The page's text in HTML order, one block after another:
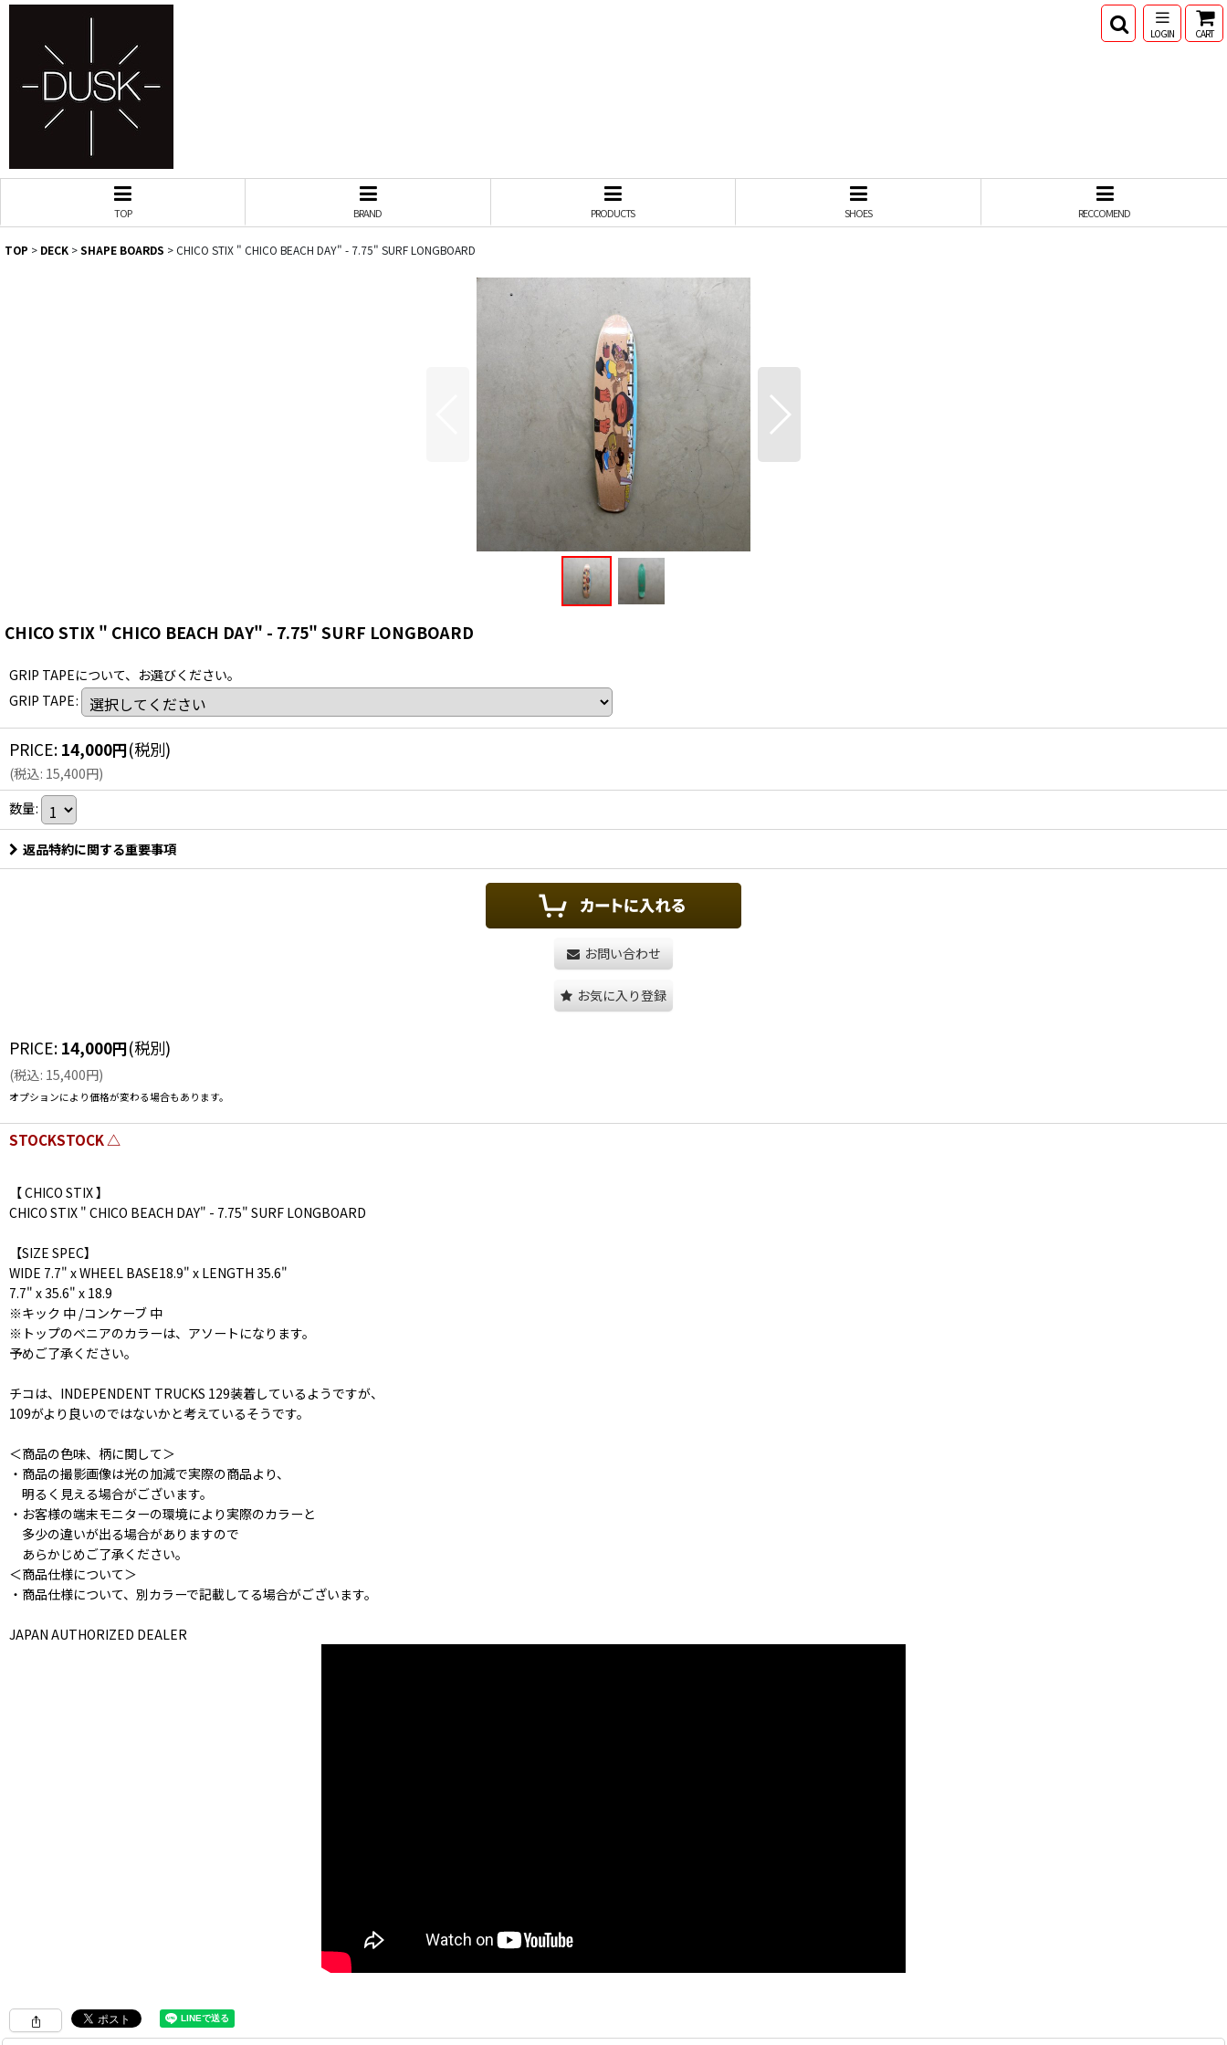
LOGIN CART
TOP BRAND PRODUCTS SHOES RECCOMEND
TOP > DECK >SHAPE BOARDS >CHICO STIX " CHICO BEACH DAY" - 7.75" SURF LONGBOARD
CHICO STIX " CHICO BEACH DAY" - 7.75" SURF LONGBOARD
GRIP TAPEについて、お選びください。
GRIP TAPE:
PRICE: 14,000円(税別)
(税込: 15,400円)
数量:
返品特約に関する重要事項
お問い合わせ
お気に入り登録
PRICE: 14,000円(税別)
(税込: 15,400円)
オプションにより価格が変わる場合もあります。
STOCKSTOCK △
【 CHICO STIX 】
CHICO STIX " CHICO BEACH DAY" - 7.75" SURF LONGBOARD
【SIZE SPEC】
WIDE 7.7" x WHEEL BASE18.9" x LENGTH 35.6"
7.7" x 35.6" x 18.9
※キック 中 /コンケーブ 中
※トップのベニアのカラーは、アソートになります。
予めご了承ください。
チコは、INDEPENDENT TRUCKS 129装着しているようですが、
109がより良いのではないかと考えているそうです。
＜商品の色味、柄に関して＞
・商品の撮影画像は光の加減で実際の商品より、
明るく見える場合がございます。
・お客様の端末モニターの環境により実際のカラーと
多少の違いが出る場合がありますので
あらかじめご了承ください。
＜商品仕様について＞
・商品仕様について、別カラーで記載してる場合がございます。
JAPAN AUTHORIZED DEALER